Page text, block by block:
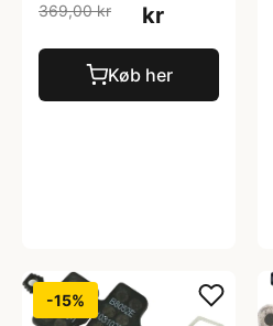
369,00 kr
kr
Køb her
-15%